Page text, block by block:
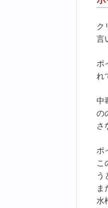
ク
言
ポ
れ
中
の
さ
ポ
こ
う
ま
水